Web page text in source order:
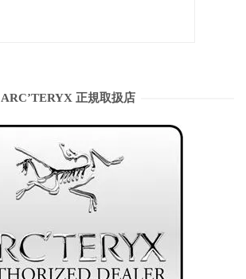
ARC’TERYX 正規取扱店